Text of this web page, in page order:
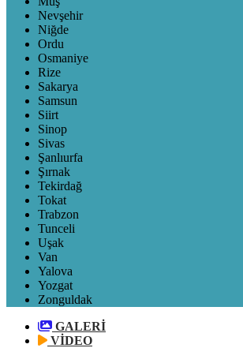
Nevşehir
Niğde
Ordu
Osmaniye
Rize
Sakarya
Samsun
Siirt
Sinop
Sivas
Şanlıurfa
Şırnak
Tekirdağ
Tokat
Trabzon
Tunceli
Uşak
Van
Yalova
Yozgat
Zonguldak
GALERİ
VİDEO